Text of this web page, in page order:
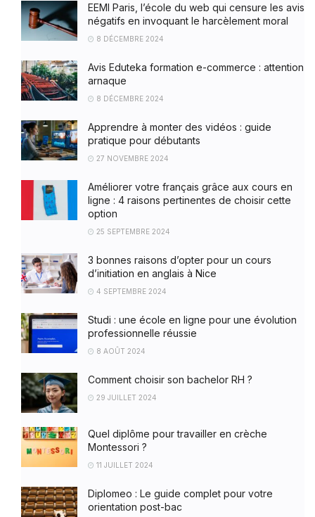
EEMI Paris, l’école du web qui censure les avis
négatifs en invoquant le harcèlement moral
8 DÉCEMBRE 2024
Avis Eduteka formation e-commerce : attention
arnaque
8 DÉCEMBRE 2024
Apprendre à monter des vidéos : guide
pratique pour débutants
27 NOVEMBRE 2024
Améliorer votre français grâce aux cours en
ligne : 4 raisons pertinentes de choisir cette
option
25 SEPTEMBRE 2024
3 bonnes raisons d’opter pour un cours
d’initiation en anglais à Nice
4 SEPTEMBRE 2024
Studi : une école en ligne pour une évolution
professionnelle réussie
8 AOÛT 2024
Comment choisir son bachelor RH ?
29 JUILLET 2024
Quel diplôme pour travailler en crèche
Montessori ?
11 JUILLET 2024
Diplomeo : Le guide complet pour votre
orientation post-bac